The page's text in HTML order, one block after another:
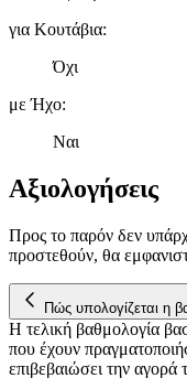
για Κουτάβια:
Όχι
με Ήχο:
Ναι
Αξιολογήσεις
Προς το παρόν δεν
προστεθούν, θα
Πώς υπολογίζεται η
Η τελική βαθμολογία
που έχουν
επιβεβαιώσει την αγορά